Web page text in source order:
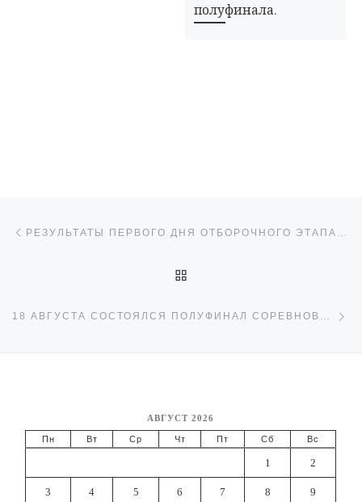
полуфинала.
18 АВГУСТА СОСТОЯЛСЯ ПОЛУФИНАЛ СОРЕВНОВАНИЙ СРЕДИ ЗВЕНЬЕВ ГДЗС.
АВГУСТ 2026
Пн Вт Ср Чт Пт Сб Вс
1 2
3 4 5 6 7 8 9